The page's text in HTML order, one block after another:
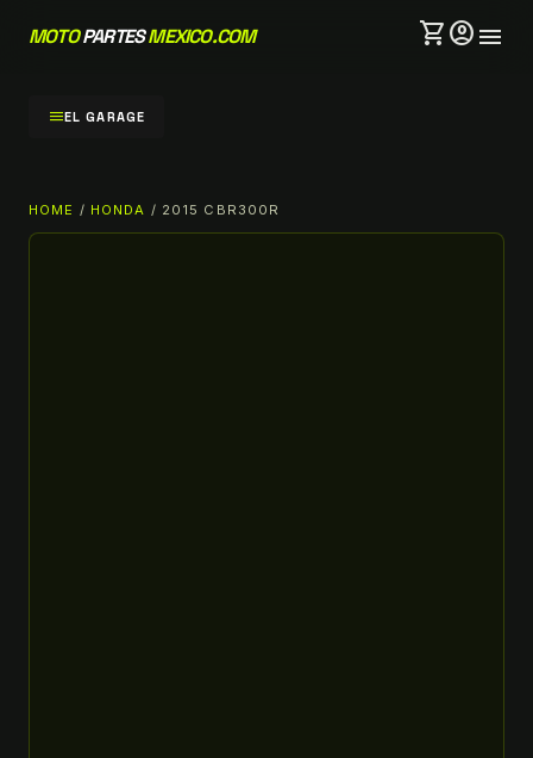
MOTOPARTESMEXICO.COM shopping_cartaccount_circlemenu
menuEL GARAGE
HOME / HONDA / 2015 CBR300R